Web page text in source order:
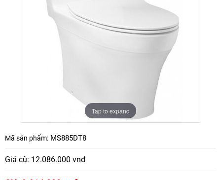
Tap to expand
Mã sản phẩm: MS885DT8
Giá cũ: 12.086.000 vnđ